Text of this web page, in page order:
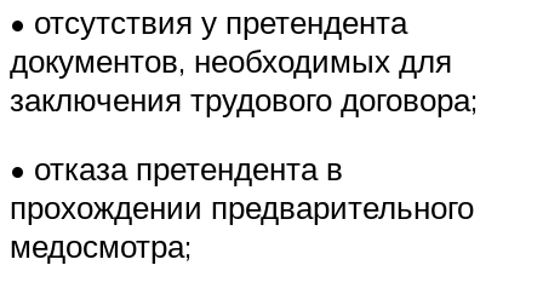
• отсутствия у претендента
документов, необходимых для
заключения трудового договора;
• отказа претендента в
прохождении предварительного
медосмотра;